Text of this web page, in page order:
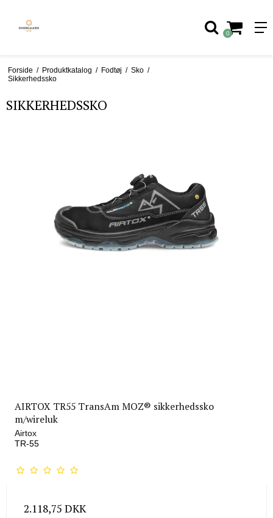
0
Forside / Produktkatalog / Fodtøj / Sko /
Sikkerhedssko
SIKKERHEDSSKO
AIRTOX TR55 TransAm MOZ® sikkerhedssko
m/wireluk
Airtox
TR-55
2.118,75 DKK